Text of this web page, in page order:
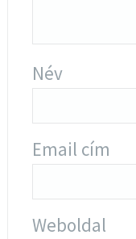
Név
Email cím
Weboldal